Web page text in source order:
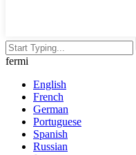
fermi
English
French
German
Portuguese
Spanish
Russian